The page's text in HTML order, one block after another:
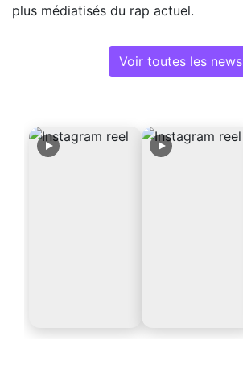
plus médiatisés du rap actuel.
Voir toutes les news